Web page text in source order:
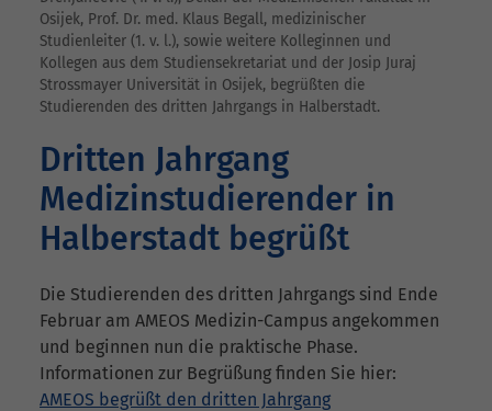
Osijek, Prof. Dr. med. Klaus Begall, medizinischer
Studienleiter (1. v. l.), sowie weitere Kolleginnen und
Kollegen aus dem Studiensekretariat und der Josip Juraj
Strossmayer Universität in Osijek, begrüßten die
Studierenden des dritten Jahrgangs in Halberstadt.
Dritten Jahrgang
Medizinstudierender in
Halberstadt begrüßt
Die Studierenden des dritten Jahrgangs sind Ende
Februar am AMEOS Medizin-Campus angekommen
und beginnen nun die praktische Phase.
Informationen zur Begrüßung finden Sie hier:
AMEOS begrüßt den dritten Jahrgang